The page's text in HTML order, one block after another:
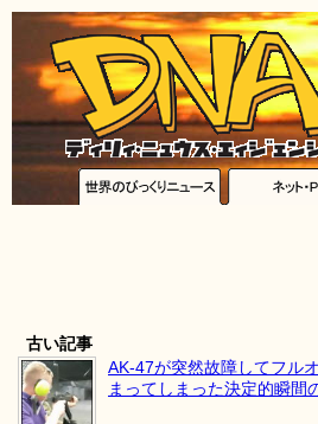
古い記事
AK-47が突然故障してフル
まってしまった決定的瞬間